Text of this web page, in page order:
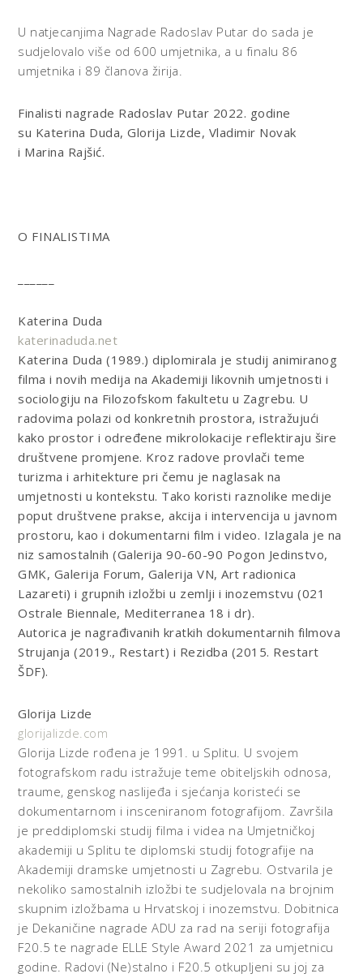
U natjecanjima Nagrade Radoslav Putar do sada je
sudjelovalo više od 600 umjetnika, a u finalu 86
umjetnika i 89 članova žirija.
Finalisti nagrade Radoslav Putar 2022. godine
su Katerina Duda, Glorija Lizde, Vladimir Novak
i Marina Rajšić.
O FINALISTIMA
Katerina Duda
katerinaduda.net
Katerina Duda (1989.) diplomirala je studij animiranog
filma i novih medija na Akademiji likovnih umjetnosti i
sociologiju na Filozofskom fakultetu u Zagrebu. U
radovima polazi od konkretnih prostora, istražujući
kako prostor i određene mikrolokacije reflektiraju šire
društvene promjene. Kroz radove provlači teme
turizma i arhitekture pri čemu je naglasak na
umjetnosti u kontekstu. Tako koristi raznolike medije
poput društvene prakse, akcija i intervencija u javnom
prostoru, kao i dokumentarni film i video. Izlagala je na
niz samostalnih (Galerija 90-60-90 Pogon Jedinstvo,
GMK, Galerija Forum, Galerija VN, Art radionica
Lazareti) i grupnih izložbi u zemlji i inozemstvu (021
Ostrale Biennale, Mediterranea 18 i dr).
Autorica je nagrađivanih kratkih dokumentarnih filmova
Strujanja (2019., Restart) i Rezidba (2015. Restart
ŠDF).
Glorija Lizde
glorijalizde.com
Glorija Lizde rođena je 1991. u Splitu. U svojem
fotografskom radu istražuje teme obiteljskih odnosa,
traume, genskog naslijeđa i sjećanja koristeći se
dokumentarnom i insceniranom fotografijom. Završila
je preddiplomski studij filma i videa na Umjetničkoj
akademiji u Splitu te diplomski studij fotografije na
Akademiji dramske umjetnosti u Zagrebu. Ostvarila je
nekoliko samostalnih izložbi te sudjelovala na brojnim
skupnim izložbama u Hrvatskoj i inozemstvu. Dobitnica
je Dekaničine nagrade ADU za rad na seriji fotografija
F20.5 te nagrade ELLE Style Award 2021 za umjetnicu
godine. Radovi (Ne)stalno i F20.5 otkupljeni su joj za